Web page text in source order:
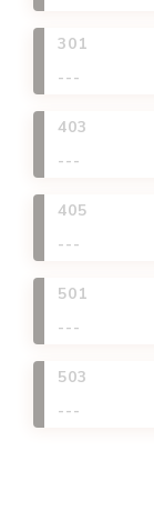
301
---
403
---
405
---
501
---
503
---